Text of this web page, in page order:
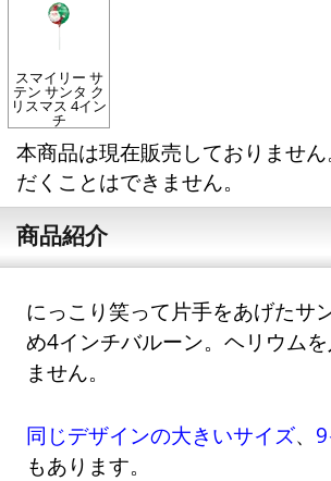
スマイリー サ
テン サンタ ク
リスマス 4イン
チ
本商品は現在販売しておりませ
だくことはできません。
商品紹介
にっこり笑って片手をあげたサ
め4インチバルーン。ヘリウム
ません。
同じデザインの大きいサイズ、
もあります。